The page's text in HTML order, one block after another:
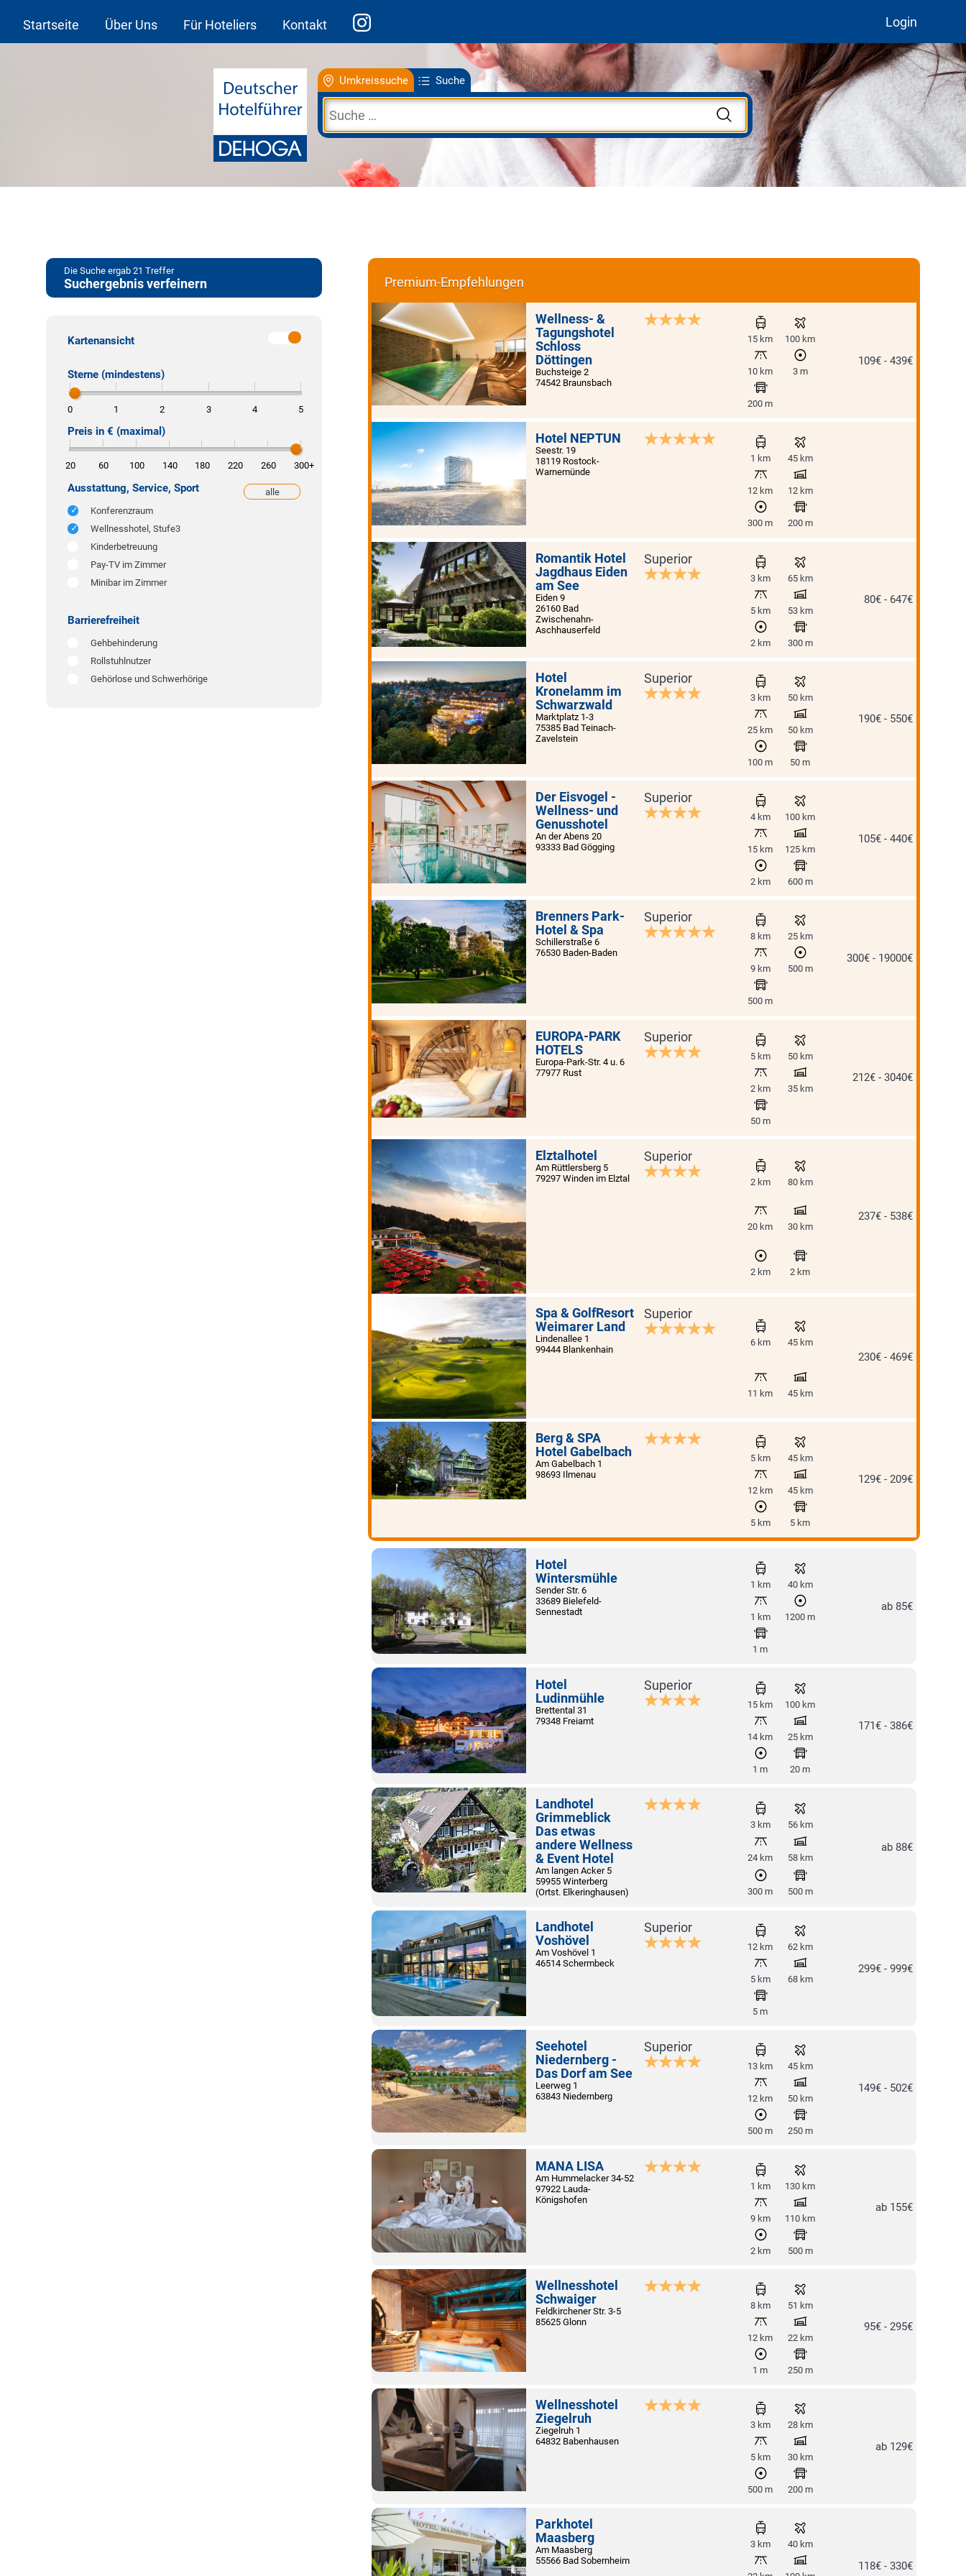
Startseite Über Uns Für Hoteliers Kontakt Login
Umkreissuche Suche
Premium-Empfehlungen
Wellness- &
Tagungshotel
Schloss
Döttingen
Buchsteige 2
74542 Braunsbach
15 km 100 km
10 km 3 m
200 m
109€ - 439€
Hotel NEPTUN
Seestr. 19
18119 Rostock-
Warnemünde
1 km 45 km
12 km 12 km
300 m 200 m
Romantik Hotel
Jagdhaus Eiden
am See
Eiden 9
26160 Bad
Zwischenahn-
Aschhauserfeld
Superior
3 km 65 km
5 km 53 km
2 km 300 m
80€ - 647€
Hotel
Kronelamm im
Schwarzwald
Marktplatz 1-3
75385 Bad Teinach-
Zavelstein
Superior
3 km 50 km
25 km 50 km
100 m 50 m
190€ - 550€
Der Eisvogel -
Wellness- und
Genusshotel
An der Abens 20
93333 Bad Gögging
Superior
4 km 100 km
15 km 125 km
2 km 600 m
105€ - 440€
Brenners Park-
Hotel & Spa
Schillerstraße 6
76530 Baden-Baden
Superior
8 km 25 km
9 km 500 m
500 m
300€ - 19000€
EUROPA-PARK
HOTELS
Europa-Park-Str. 4 u. 6
77977 Rust
Superior
5 km 50 km
2 km 35 km
50 m
212€ - 3040€
Elztalhotel
Am Rüttlersberg 5
79297 Winden im Elztal
Superior
2 km 80 km
20 km 30 km
2 km 2 km
237€ - 538€
Spa & GolfResort
Weimarer Land
Lindenallee 1
99444 Blankenhain
Superior
6 km 45 km
11 km 45 km
230€ - 469€
Berg & SPA
Hotel Gabelbach
Am Gabelbach 1
98693 Ilmenau
5 km 45 km
12 km 45 km
5 km 5 km
129€ - 209€
Hotel
Wintersmühle
Sender Str. 6
33689 Bielefeld-
Sennestadt
1 km 40 km
1 km 1200 m
1 m
ab 85€
Hotel
Ludinmühle
Brettental 31
79348 Freiamt
Superior
15 km 100 km
14 km 25 km
1 m 20 m
171€ - 386€
Landhotel
Grimmeblick
Das etwas
andere Wellness
& Event Hotel
Am langen Acker 5
59955 Winterberg
(Ortst. Elkeringhausen)
3 km 56 km
24 km 58 km
300 m 500 m
ab 88€
Landhotel
Voshövel
Am Voshövel 1
46514 Schermbeck
Superior
12 km 62 km
5 km 68 km
5 m
299€ - 999€
Seehotel
Niedernberg -
Das Dorf am See
Leerweg 1
63843 Niedernberg
Superior
13 km 45 km
12 km 50 km
500 m 250 m
149€ - 502€
MANA LISA
Am Hummelacker 34-52
97922 Lauda-
Königshofen
1 km 130 km
9 km 110 km
2 km 500 m
ab 155€
Wellnesshotel
Schwaiger
Feldkirchener Str. 3-5
85625 Glonn
8 km 51 km
12 km 22 km
1 m 250 m
95€ - 295€
Wellnesshotel
Ziegelruh
Ziegelruh 1
64832 Babenhausen
3 km 28 km
5 km 30 km
500 m 200 m
ab 129€
Parkhotel
Maasberg
Am Maasberg
55566 Bad Sobernheim
3 km 40 km
118€ - 330€
Die Suche ergab 21 Treffer
Suchergebnis verfeinern
Kartenansicht
Sterne (mindestens)
0 1 2 3 4 5
Preis in € (maximal)
20 60 100 140 180 220 260 300+
alle
Ausstattung, Service, Sport
Konferenzraum
Wellnesshotel, Stufe3
Kinderbetreuung
Pay-TV im Zimmer
Minibar im Zimmer
Barrierefreiheit
Gehbehinderung
Rollstuhlnutzer
Gehörlose und Schwerhörige